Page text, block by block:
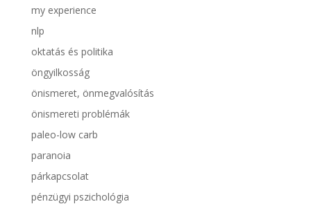
my experience
nlp
oktatás és politika
öngyilkosság
önismeret, önmegvalósítás
önismereti problémák
paleo-low carb
paranoia
párkapcsolat
pénzügyi pszichológia